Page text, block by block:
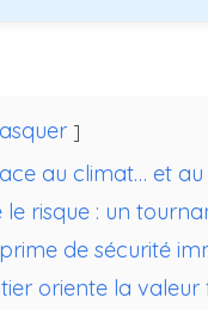
au climat… et
le risque : un
de sécurité
oriente la valeur